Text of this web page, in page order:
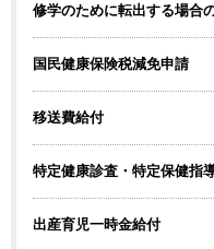
修学のために転出する場合
国民健康保険税減免申請
移送費給付
特定健康診査・特定保健指
出産育児一時金給付